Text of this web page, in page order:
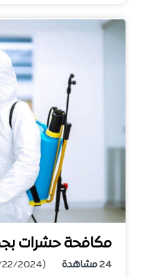
مكافحة حشرات
24مشاهدة (8/22/2024)